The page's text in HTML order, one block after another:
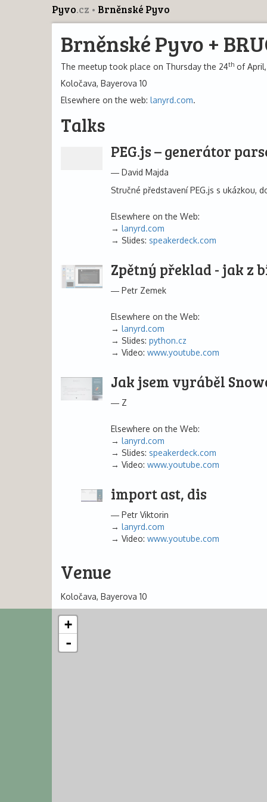
Pyvo.cz Brněnské Pyvo
Brněnské Pyvo +
The meetup took place on Thursday the 24th of
Koločava, Bayerova 10
Elsewhere on the web: lanyrd.com.
Talks
PEG.js – generátor
David Majda
Stručné představení PEG.js s ukázkou,
Elsewhere on the Web:
lanyrd.com
Slides: speakerdeck.com
Zpětný překlad - jak z
Petr Zemek
Elsewhere on the Web:
lanyrd.com
Slides: python.cz
Video: www.youtube.com
Jak jsem vyráběl
Z
Elsewhere on the Web:
lanyrd.com
Slides: speakerdeck.com
Video: www.youtube.com
import ast, dis
Petr Viktorin
lanyrd.com
Video: www.youtube.com
Venue
Koločava, Bayerova 10
+
-